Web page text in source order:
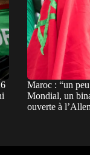
Maroc : “un
Mondial, un
ouverte à